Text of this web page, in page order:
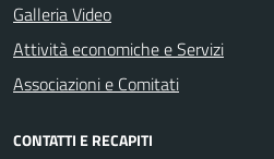
Galleria Video
Attività economiche e Servizi
Associazioni e Comitati
CONTATTI E RECAPITI